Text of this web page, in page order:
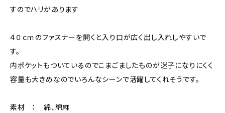
すのでハリがあります
４０ｃｍのファスナーを開くと入り口が広く出し入れしやすいで
す。
内ポケットもついているのでこまごましたものが迷子になりにくく
容量も大きめなのでいろんなシーンで活躍してくれそうです。
素材 ： 綿、綿麻